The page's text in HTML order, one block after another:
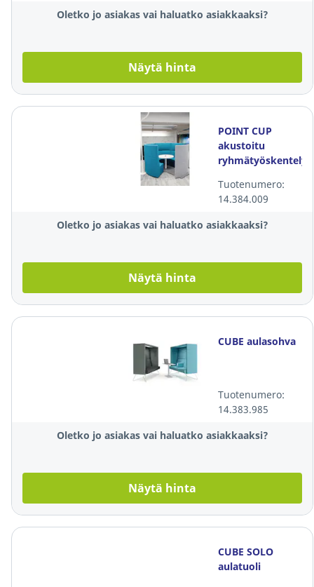
Oletko jo asiakas vai haluatko asiakkaaksi?
Näytä hinta
POINT CUP
akustoitu
Tuotenumero:
14.384.009
Oletko jo asiakas vai haluatko asiakkaaksi?
Näytä hinta
CUBE aulasohva
Tuotenumero:
14.383.985
Oletko jo asiakas vai haluatko asiakkaaksi?
Näytä hinta
CUBE SOLO
aulatuoli